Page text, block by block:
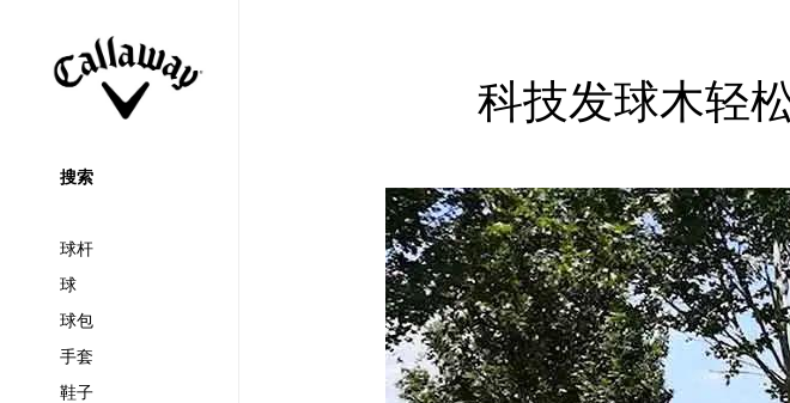
搜索
球杆
球
球包
手套
鞋子
科技发球木轻